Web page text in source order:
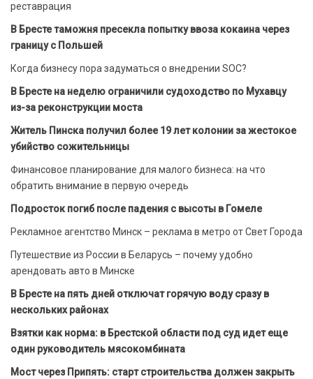
реставрация
В Бресте таможня пресекла попытку ввоза кокаина через
границу с Польшей
Когда бизнесу пора задуматься о внедрении SOC?
В Бресте на неделю ограничили судоходство по Мухавцу
из-за реконструкции моста
Житель Пинска получил более 19 лет колонии за жестокое
убийство сожительницы
Финансовое планирование для малого бизнеса: на что
обратить внимание в первую очередь
Подросток погиб после падения с высоты в Гомеле
Рекламное агентство Минск – реклама в метро от Свет Города
Путешествие из России в Беларусь – почему удобно
арендовать авто в Минске
В Бресте на пять дней отключат горячую воду сразу в
нескольких районах
Взятки как норма: в Брестской области под суд идет еще
один руководитель мясокомбината
Мост через Припять: старт строительства должен закрыть